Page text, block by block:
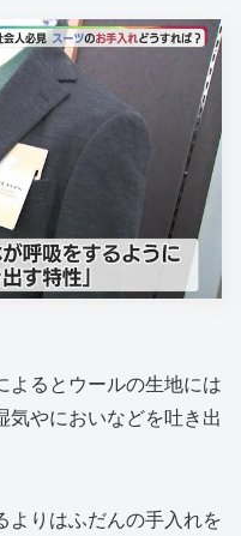
るとウールの生地には
気やにおいなどを吐き出
よりはふだんの手入れを